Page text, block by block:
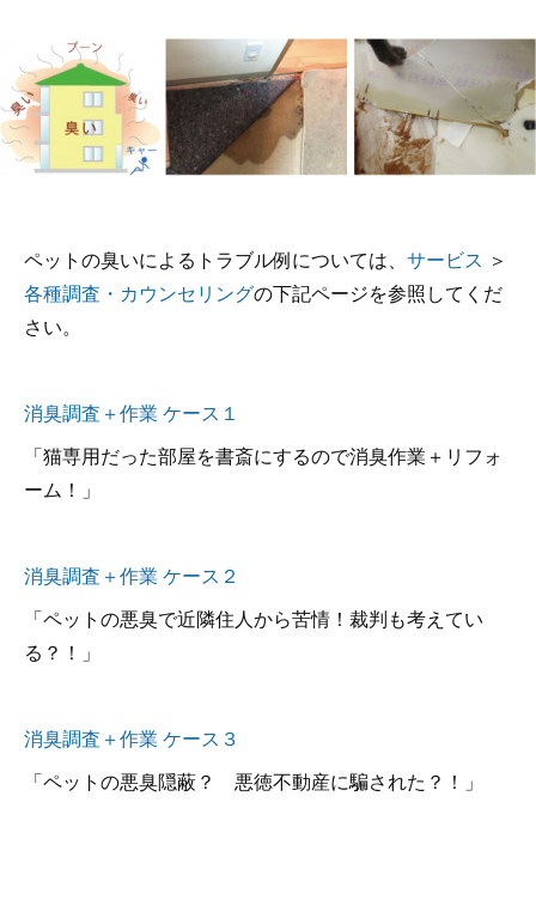
ペットの臭いによるトラブル例については、 サービス ＞
各種調査・カウンセリングの下記ページを参照してくだ
さい。
消臭調査＋作業 ケース１
「猫専用だった部屋を書斎にするので消臭作業＋リフォ
ーム！」
消臭調査＋作業 ケース２
「ペットの悪臭で近隣住人から苦情！裁判も考えてい
る？！」
消臭調査＋作業 ケース３
「ペットの悪臭隠蔽？ 悪徳不動産に騙された？！」